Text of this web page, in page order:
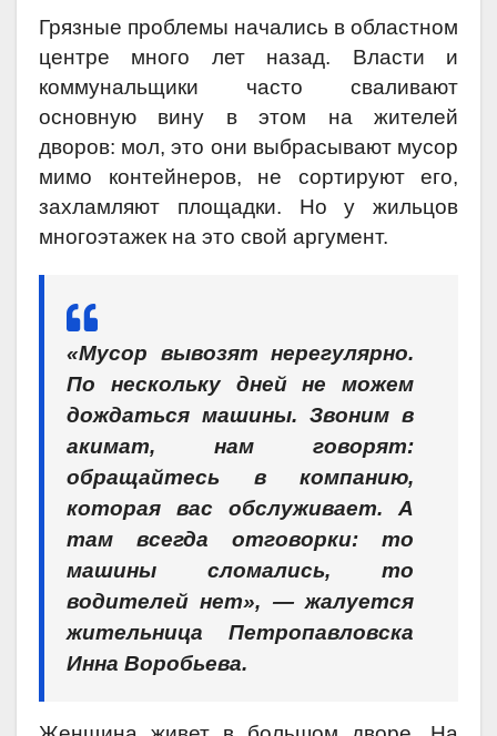
Грязные проблемы начались в областном
центре много лет назад. Власти и
коммунальщики часто сваливают
основную вину в этом на жителей
дворов: мол, это они выбрасывают мусор
мимо контейнеров, не сортируют его,
захламляют площадки. Но у жильцов
многоэтажек на это свой аргумент.
«Мусор вывозят нерегулярно.
По нескольку дней не можем
дождаться машины. Звоним в
акимат, нам говорят:
обращайтесь в компанию,
которая вас обслуживает. А
там всегда отговорки: то
машины сломались, то
водителей нет», — жалуется
жительница Петропавловска
Инна Воробьева.